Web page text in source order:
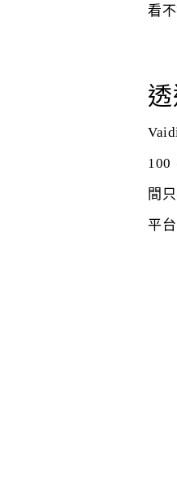
看
100
間
平